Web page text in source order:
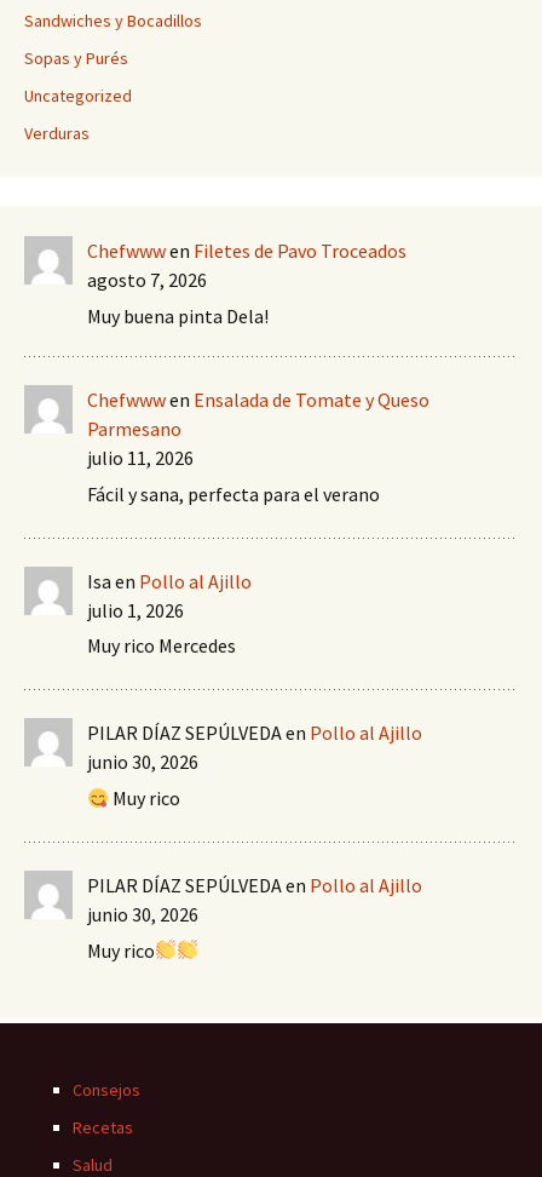
Sandwiches y Bocadillos
Sopas y Purés
Uncategorized
Verduras
Chefwwwen Filetes de Pavo Troceados
agosto 7, 2026
Muy buena pinta Dela!
Chefwwwen Ensalada de Tomate y Queso
Parmesano
julio 11, 2026
Fácil y sana, perfecta para el verano
Isa en Pollo al Ajillo
julio 1, 2026
Muy rico Mercedes
PILAR DÍAZ SEPÚLVEDAen Pollo al Ajillo
junio 30, 2026
Muy rico
PILAR DÍAZ SEPÚLVEDAen Pollo al Ajillo
junio 30, 2026
Muy rico
Consejos
Recetas
Salud